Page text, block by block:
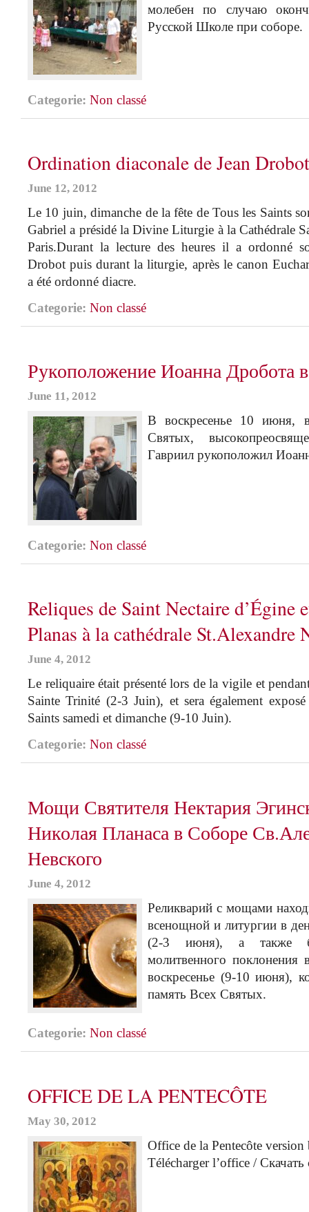
молебен по случаю
Русской Школе при соборе.
Categorie: Non classé
Ordination diaconale de Jean Drobot
June 12, 2012
Le 10 juin, dimanche de la fête de Tous les Saints
Gabriel a présidé la Divine Liturgie à la Cathédrale
Paris.Durant la lecture des heures il a ordonné
Drobot puis durant la liturgie, après le canon
a été ordonné diacre.
Categorie: Non classé
Рукоположение Иоанна Дробота
June 11, 2012
В воскресенье 10 июня,
Святых,
Гавриил рукоположил
Categorie: Non classé
Reliques de Saint Nectaire d’Égine
Planas à la cathédrale St.Alexandre
June 4, 2012
Le reliquaire était présenté lors de la vigile et
Sainte Trinité (2-3 Juin), et sera également
Saints samedi et dimanche (9-10 Juin).
Categorie: Non classé
Мощи Святителя Нектария
Николая Планаса в Соборе
Невского
June 4, 2012
Реликварий с мощами
всенощной и литургии в
(2-3 июня), а также
молитвенного
воскресенье (9-10 июня),
память Всех Святых.
Categorie: Non classé
OFFICE DE LA PENTECÔTE
May 30, 2012
Office de la Pentecôte
Télécharger l’office /